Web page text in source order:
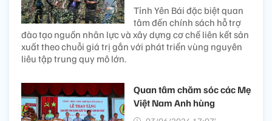
Tỉnh Yên Bái đặc biệt quan
tâm đến chính sách hỗ trợ
đào tạo nguồn nhân lực và xây dựng cơ chế liên kết sản
xuất theo chuỗi giá trị gắn với phát triển vùng nguyên
liêu tập trung quy mô lớn.
Quan tâm chăm sóc các Mẹ
Việt Nam Anh hùng